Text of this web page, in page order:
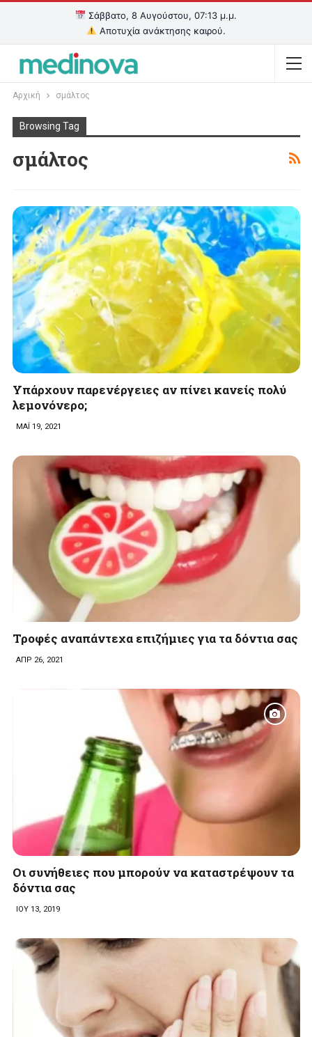
Σάββατο, 8 Αυγούστου, 07:13 μ.μ.
Αποτυχία ανάκτησης καιρού.
Αρχική σμάλτος
Browsing Tag
σμάλτος
Υπάρχουν παρενέργειες αν πίνει κανείς πολύ
λεμονόνερο;
ΜΑΪ 19, 2021
Τροφές αναπάντεχα επιζήμιες για τα δόντια σας
ΑΠΡ 26, 2021
Οι συνήθειες που μπορούν να καταστρέψουν τα
δόντια σας
ΙΟΥ 13, 2019